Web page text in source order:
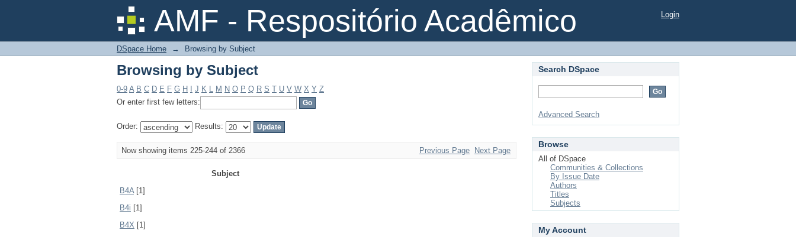
AMF - Respositório Acadêmico
Browsing by Subject Login
DSpace Home → Browsing by Subject
Browsing by Subject
0-9 A B C D E F G H J K L M N O P Q R S T U V W X Y Z
Or enter first few letters:
Order: Results:
Now showing items 225-244 of 2366 Previous Page Next Page
Subject
B4A[1]
B4i [1]
B4X [1]
Search DSpace
Advanced Search
Browse
All of DSpace
Communities & Collections
By Issue Date
Authors
Titles
Subjects
My Account